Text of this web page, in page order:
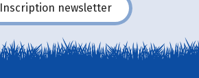
Inscription newsletter